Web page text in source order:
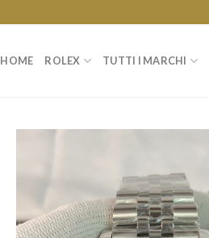
HOME ROLEX TUTTI I MARCHI